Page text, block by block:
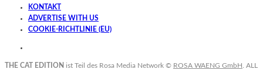
KONTAKT
ADVERTISE WITH US
COOKIE-RICHTLINIE (EU)
THE CAT EDITION ist Teil des Rosa Media Network © ROSA WAENG GmbH . ALL